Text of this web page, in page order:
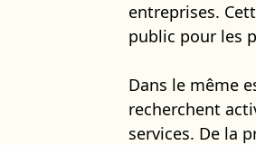
entreprises.
public pour les
Dans le même
recherchent
services. De la